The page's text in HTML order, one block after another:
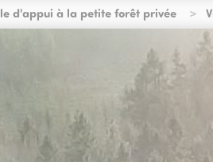
are here
d'appui à la petite forêt privée